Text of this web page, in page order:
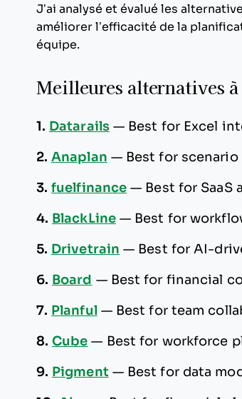
J’ai analysé et évalué les
améliorer l’efficacité de la
équipe.
Meilleures alternatives
1. Datarails — Best for Excel
2. Anaplan — Best for
3. fuelfinance — Best for SaaS
4. BlackLine — Best for
5. Drivetrain — Best for AI-
6. Board — Best for financial
7. Planful — Best for team
8. Cube — Best for workforce
9. Pigment — Best for data